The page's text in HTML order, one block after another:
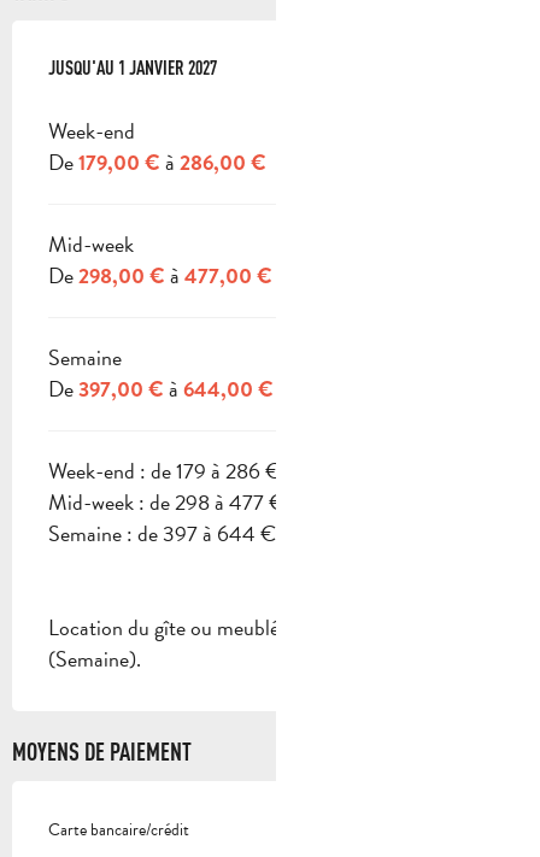
DU3 JANVIER 2026AU1 JANVIER 2027
JUSQU'AU 1 JANVIER 2027
Week-end
De179,00 € à 286,00 €
Mid-week
De298,00 € à 477,00 €
Semaine
De397,00 € à 644,00 €
Week-end : de 179 à 286 €
Mid-week : de 298 à 477 €
Semaine : de 397 à 644 €.
Location du gîte ou meublé : de 440€ à 525€
(Semaine).
MOYENS DE PAIEMENT
Carte bancaire/crédit